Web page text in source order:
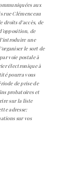
aux
rue Clémenceau
droits d’accès, de
de
une
le sort de
voie postale à
électronique à
pourra vous
de prise de
probatoires et
sur la liste
adresse:
sur vos